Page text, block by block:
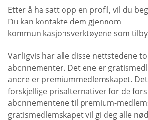
Etter å ha satt opp en profil, vil du
Du kan kontakte dem gjennom
kommunikasjonsverktøyene som
Vanligvis har alle disse nettstedene
abonnementer. Det ene er
andre er premiummedlemskapet.
forskjellige prisalternativer for de
abonnementene til premium-
gratismedlemskapet vil gi deg alle